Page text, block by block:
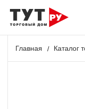
Главная Каталог